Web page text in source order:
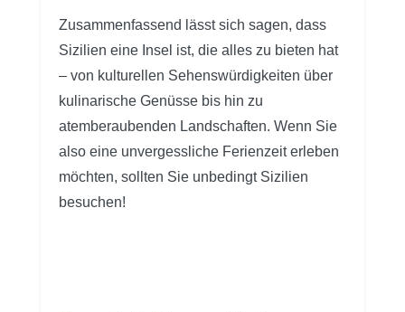
Zusammenfassend lässt sich sagen, dass
Sizilien eine Insel ist, die alles zu bieten hat
– von kulturellen Sehenswürdigkeiten über
kulinarische Genüsse bis hin zu
atemberaubenden Landschaften. Wenn Sie
also eine unvergessliche Ferienzeit erleben
möchten, sollten Sie unbedingt Sizilien
besuchen!